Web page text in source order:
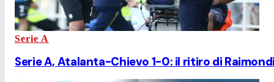
Serie A
Serie A, Atalanta-Chievo 1-0: il ritiro di